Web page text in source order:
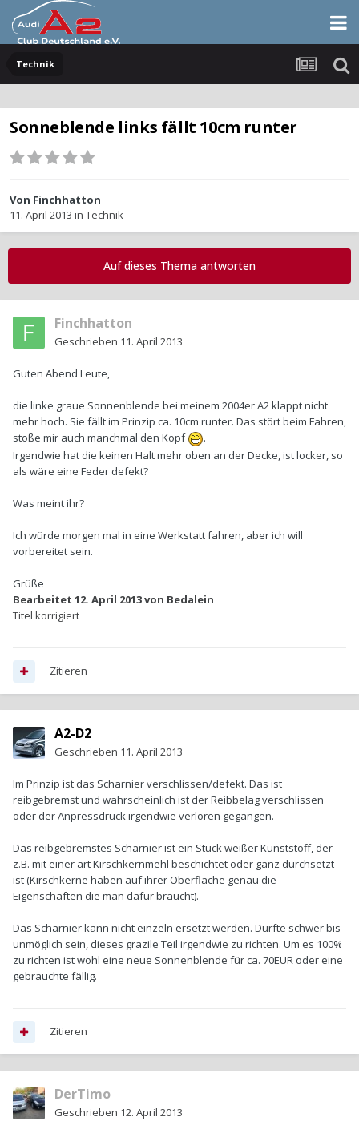
Technik
Sonneblende links fällt 10cm runter
Von Finchhatton
11. April 2013 in Technik
Auf dieses Thema antworten
Finchhatton
Geschrieben 11. April 2013
Guten Abend Leute,
die linke graue Sonnenblende bei meinem 2004er A2 klappt nicht
mehr hoch. Sie fällt im Prinzip ca. 10cm runter. Das stört beim Fahren,
stoße mir auch manchmal den Kopf
.
Irgendwie hat die keinen Halt mehr oben an der Decke, ist locker, so
als wäre eine Feder defekt?
Was meint ihr?
Ich würde morgen mal in eine Werkstatt fahren, aber ich will
vorbereitet sein.
Grüße
Bearbeitet 12. April 2013von Bedalein
Titel korrigiert
Zitieren
A2-D2
Geschrieben 11. April 2013
Im Prinzip ist das Scharnier verschlissen/defekt. Das ist
reibgebremst und wahrscheinlich ist der Reibbelag verschlissen
oder der Anpressdruck irgendwie verloren gegangen.
Das reibgebremstes Scharnier ist ein Stück weißer Kunststoff, der
z.B. mit einer art Kirschkernmehl beschichtet oder ganz durchsetzt
ist (Kirschkerne haben auf ihrer Oberfläche genau die
Eigenschaften die man dafür braucht).
Das Scharnier kann nicht einzeln ersetzt werden. Dürfte schwer bis
unmöglich sein, dieses grazile Teil irgendwie zu richten. Um es 100%
zu richten ist wohl eine neue Sonnenblende für ca. 70EUR oder eine
gebrauchte fällig.
Zitieren
DerTimo
Geschrieben 12. April 2013